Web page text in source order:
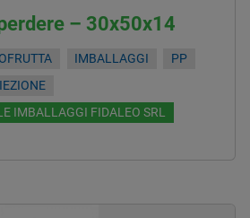
– 30x50x14
IMBALLAGGI
PP
IMBALLAGGI FIDALEO SRL